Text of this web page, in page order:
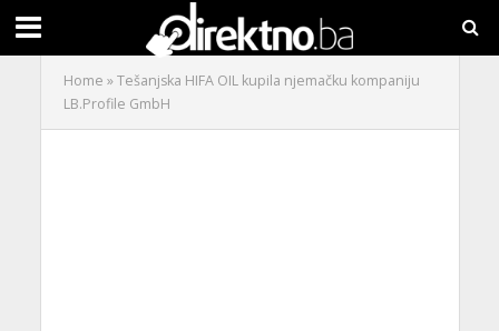
Home »Tešanjska HIFA OIL kupila njemačku kompaniju
LB.Profile GmbH